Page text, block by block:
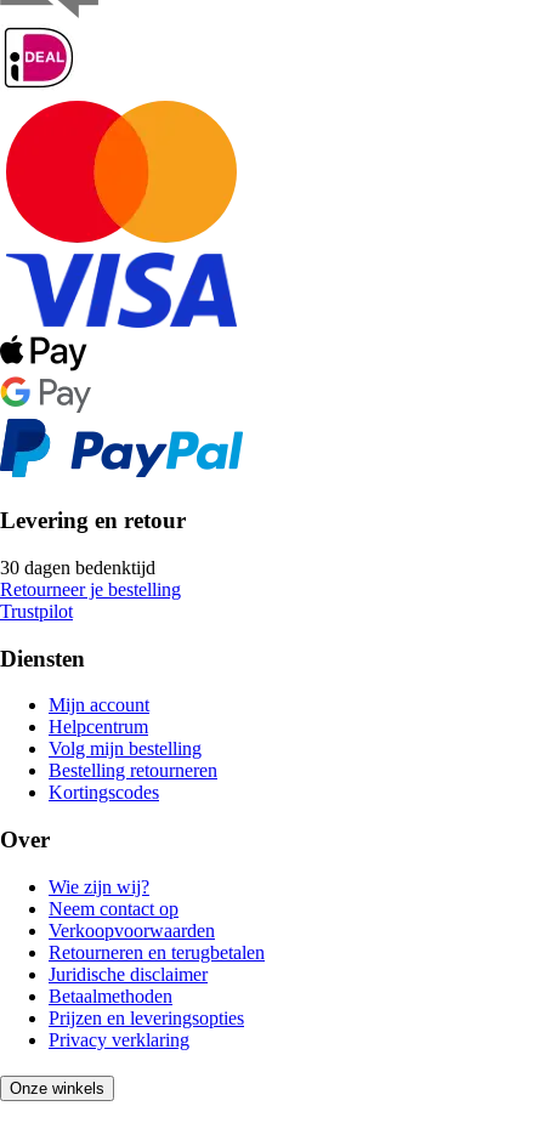
Levering en retour
30 dagen bedenktijd
Retourneer je bestelling
Trustpilot
Diensten
Mijn account
Helpcentrum
Volg mijn bestelling
Bestelling retourneren
Kortingscodes
Over
Wie zijn wij?
Neem contact op
Verkoopvoorwaarden
Retourneren en terugbetalen
Juridische disclaimer
Betaalmethoden
Prijzen en leveringsopties
Privacy verklaring
Onze winkels